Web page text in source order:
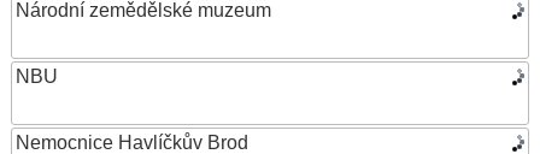
Národní zemědělské muzeum
NBU
Nemocnice Havlíčkův Brod